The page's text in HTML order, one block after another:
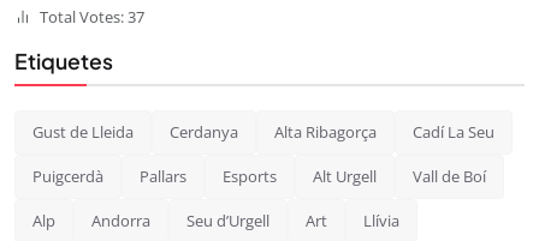
Total Votes: 37
Etiquetes
Gust de Lleida Cerdanya Alta Ribagorça Cadí La Seu
Puigcerdà Pallars Esports Alt Urgell Vall de Boí
Alp Andorra Seu d’Urgell Art Llívia